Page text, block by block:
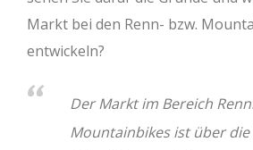
Markt bei den Renn- bzw.
entwickeln?
Der Markt im Bereich
Mountainbikes ist über